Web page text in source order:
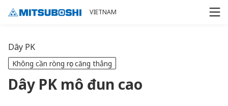
VIETNAM
Dây PK
Không cần ròng rọc căng thẳng
Dây PK mô đun cao
Cookieの設定